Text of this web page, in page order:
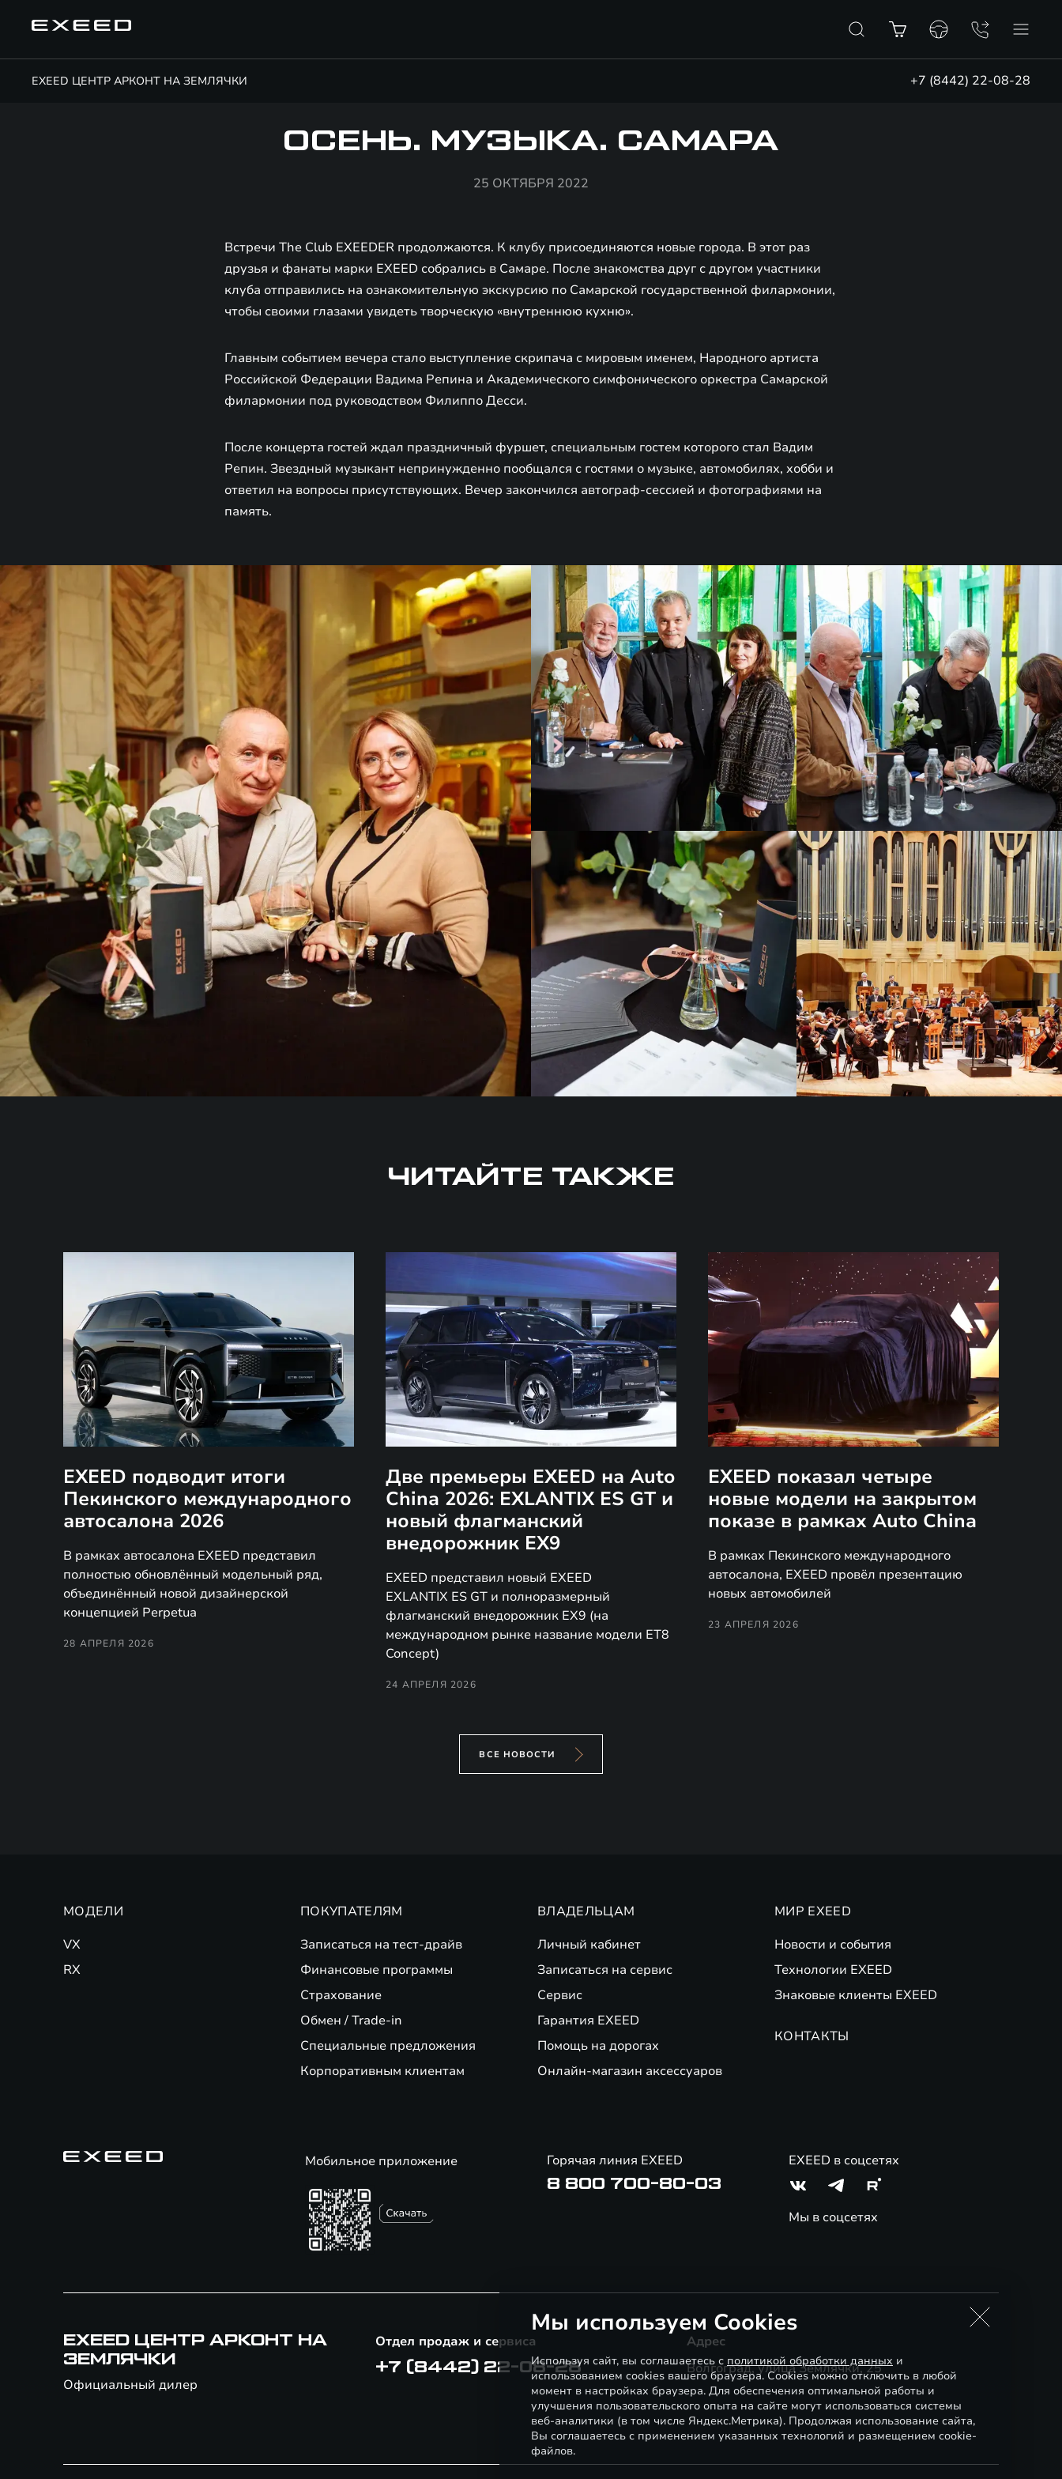
EXEED ЦЕНТР АРКОНТ НА ЗЕМЛЯЧКИ +7 (8442) 22-08-28
ОСЕНЬ. МУЗЫКА. САМАРА
25 ОКТЯБРЯ 2022
Встречи The Club EXEEDER продолжаются. К клубу присоединяются новые города. В этот раз
друзья и фанаты марки EXEED собрались в Самаре. После знакомства друг с другом участники
клуба отправились на ознакомительную экскурсию по Самарской государственной филармонии,
чтобы своими глазами увидеть творческую «внутреннюю кухню».
Главным событием вечера стало выступление скрипача с мировым именем, Народного артиста
Российской Федерации Вадима Репина и Академического симфонического оркестра Самарской
филармонии под руководством Филиппо Десси.
После концерта гостей ждал праздничный фуршет, специальным гостем которого стал Вадим
Репин. Звездный музыкант непринужденно пообщался с гостями о музыке, автомобилях, хобби и
ответил на вопросы присутствующих. Вечер закончился автограф-сессией и фотографиями на
память.
ЧИТАЙТЕ ТАКЖЕ
EXEED подводит итоги
Пекинского международного
автосалона 2026
В рамках автосалона EXEED представил
полностью обновлённый модельный ряд,
объединённый новой дизайнерской
концепцией Perpetua
28 АПРЕЛЯ 2026
Две премьеры EXEED на Auto
China 2026: EXLANTIX ES GT и
новый флагманский
внедорожник EX9
EXEED представил новый EXEED
EXLANTIX ES GT и полноразмерный
флагманский внедорожник EX9 (на
международном рынке название модели ET8
Concept)
24 АПРЕЛЯ 2026
EXEED показал четыре
новые модели на закрытом
показе в рамках Auto China
В рамках Пекинского международного
автосалона, EXEED провёл презентацию
новых автомобилей
23 АПРЕЛЯ 2026
ВСЕ НОВОСТИ
МОДЕЛИ
VX
RX
ПОКУПАТЕЛЯМ
Записаться на тест-драйв
Финансовые программы
Страхование
Обмен / Trade-in
Специальные предложения
Корпоративным клиентам
ВЛАДЕЛЬЦАМ
Личный кабинет
Записаться на сервис
Сервис
Гарантия EXEED
Помощь на дорогах
Онлайн-магазин аксессуаров
МИР EXEED
Новости и события
Технологии EXEED
Знаковые клиенты EXEED
КОНТАКТЫ
Мобильное приложение Горячая линия EXEED
8 800 700-80-03
EXEED в соцсетях
Мы в соцсетях
EXEED ЦЕНТР АРКОНТ НА
ЗЕМЛЯЧКИ
Официальный дилер
Отдел продаж и сервиса
+7 (8442) 22-08-28
Адрес
Волгоград, улица Землячки, 25
Мы используем Cookies
Используя сайт, вы соглашаетесь с политикой обработки данных и
использованием cookies вашего браузера. Cookies можно отключить в любой
момент в настройках браузера. Для обеспечения оптимальной работы и
улучшения пользовательского опыта на сайте могут использоваться системы
веб-аналитики (в том числе Яндекс.Метрика). Продолжая использование сайта,
Вы соглашаетесь с применением указанных технологий и размещением cookie-
файлов.